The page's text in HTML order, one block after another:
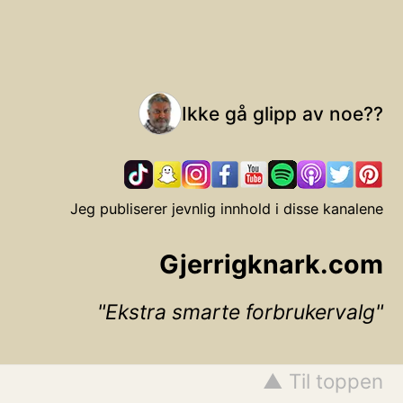
Ikke gå glipp av noe??
Jeg publiserer jevnlig innhold i disse kanalene
Gjerrigknark.com
Ekstra smarte forbrukervalg
▲ Til toppen